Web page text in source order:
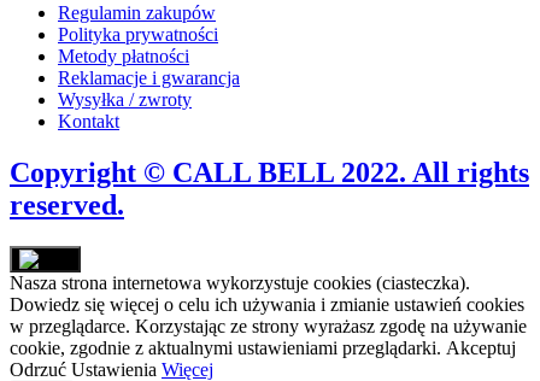
Regulamin zakupów
Polityka prywatności
Metody płatności
Reklamacje i gwarancja
Wysyłka / zwroty
Kontakt
Copyright © CALL BELL 2022. All rights
reserved.
Nasza strona internetowa wykorzystuje cookies (ciasteczka).
Dowiedz się więcej o celu ich używania i zmianie ustawień cookies
w przeglądarce. Korzystając ze strony wyrażasz zgodę na używanie
cookie, zgodnie z aktualnymi ustawieniami przeglądarki. Akceptuj
Odrzuć Ustawienia Więcej